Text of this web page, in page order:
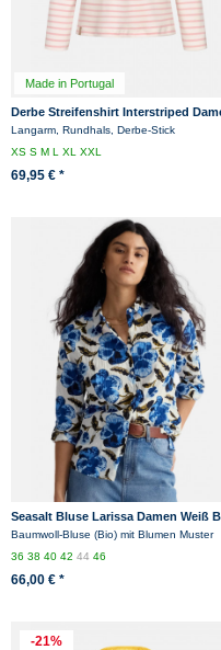
Made in Portugal
Derbe Streifenshirt Interstriped
Weiß Rosa Langarmshirt GOTS
Organic
Langarm, Rundhals, Derbe-Stick
XSSMLXLXXL
69,95 € *
Seasalt Bluse Larissa Damen Weiß
Blumen Spring
Baumwoll-Bluse (Bio) mit Blumen Muster
363840424446
66,00 € *
-21%